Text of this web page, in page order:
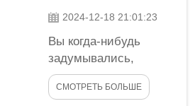
имеет несколько
применений. Давайте
узнаем больше о том,
что такое
олеиламин...
2024-12-18 21:01:23
Вы когда-нибудь
задумывались,
почему косметические
продукты — кремы,
СМОТРЕТЬ БОЛЬШЕ